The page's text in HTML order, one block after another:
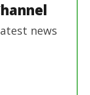
news